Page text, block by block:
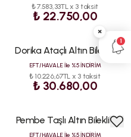
₺ 7.583,33TL x 3 taksit
₺ 22.750,00
Dorika Ataçlı Altın Bileklik
EFT/HAVALE İle %5 İNDİRİM
₺ 10.226,67TL x 3 taksit
₺ 30.680,00
Pembe Taşlı Altın Bileklik
EFT/HAVALE İle %5 İNDİRİM
×
1